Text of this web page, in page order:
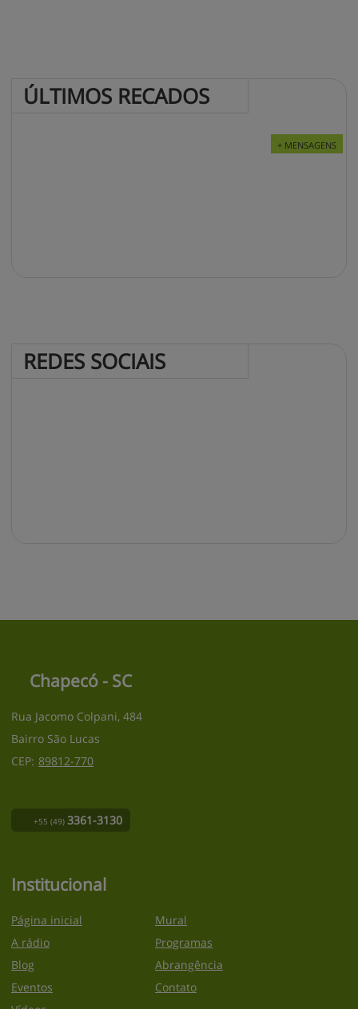
ÚLTIMOS RECADOS
+ MENSAGENS
REDES SOCIAIS
Chapecó - SC
Rua Jacomo Colpani, 484
Bairro São Lucas
CEP: 89812-770
+55 (49) 3361-3130
Institucional
Página inicial
A rádio
Blog
Eventos
Mural
Programas
Abrangência
Contato